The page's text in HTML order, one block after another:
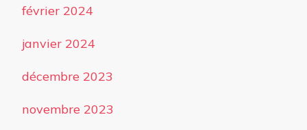
février 2024
janvier 2024
décembre 2023
novembre 2023